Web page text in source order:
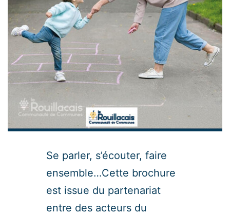
Se parler, s’écouter, faire
ensemble…Cette brochure
est issue du partenariat
entre des acteurs du